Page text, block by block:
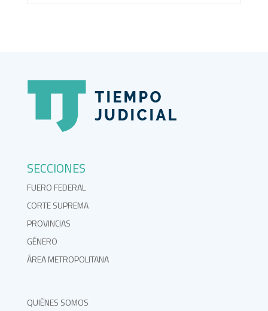
SECCIONES
FUERO FEDERAL
CORTE SUPREMA
PROVINCIAS
GÉNERO
ÁREA METROPOLITANA
QUIÉNES SOMOS